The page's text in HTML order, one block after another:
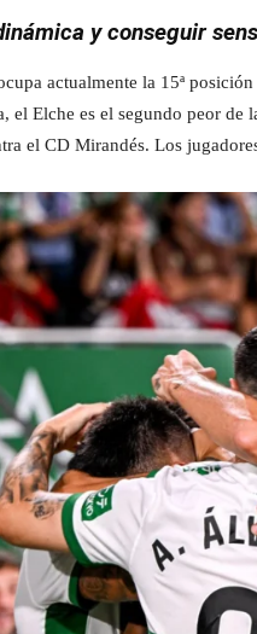
y conseguir
actualmente la 15ª
el Elche es el segundo peor
el CD Mirandés. Los